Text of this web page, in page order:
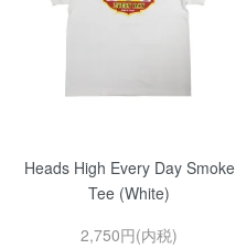
Heads High Every Day Smoke
Tee (White)
2,750円(内税)